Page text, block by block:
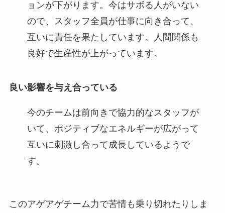
ョンが下がります。今はサボる人がいない
ので、スタッフ全員が仕事に向き合って、
互いに責任を果たしています。人間関係も
良好で生産性が上がっています。
良い影響を与え合っている
今のチームは前向きで協力的なスタッフが
いて、ポジティブなエネルギーが広がって
互いに刺激し合って成長しているようで
す。
このアゲアゲチーム力で苦情も乗り切れたりしま